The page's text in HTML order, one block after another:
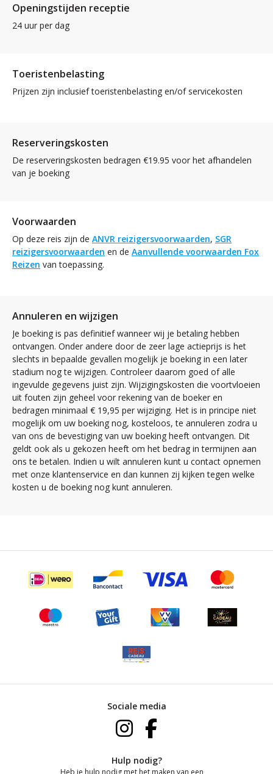
Openingstijden receptie
24 uur per dag
Toeristenbelasting
Prijzen zijn inclusief toeristenbelasting en/of servicekosten
Reserveringskosten
De reserveringskosten bedragen €19.95 voor het afhandelen
van je boeking
Voorwaarden
Op deze reis zijn de ANVR reizigersvoorwaarden, SGR
reizigersvoorwaarden en de Aanvullende voorwaarden Fox
Reizen van toepassing.
Annuleren en wijzigen
Je boeking is pas definitief wanneer wij je betaling hebben
ontvangen. Onder andere door de zeer lage actieprijs is het
slechts in bepaalde gevallen mogelijk je boeking in een later
stadium nog te wijzigen. Controleer daarom goed of alle
ingevulde gegevens juist zijn. Wijzigingskosten die voortvloeien
uit fouten zijn geheel voor rekening van de boeker en
bedragen minimaal € 19,95 per wijziging. Het is in principe niet
mogelijk om uw boeking nog, kosteloos, te annuleren zodra u
van ons de bevestiging van uw boeking heeft ontvangen. Dit
geldt ook als u gekozen heeft om het bedrag in termijnen aan
ons te betalen. Indien u wilt annuleren kunt u contact opnemen
met onze klantenservice en dan kunnen zij kijken tegen welke
kosten u de boeking nog kunt annuleren.
Sociale media
Hulp nodig?
Heb je hulp nodig met het maken van een